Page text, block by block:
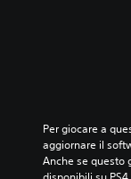
Per giocare a
aggiornare il
Anche se questo